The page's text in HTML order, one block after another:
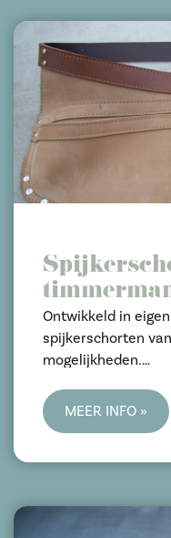
Verzenden is
afspraak kan ook.
Ontwikkeld in
spijkerschorten
mogelijkheden.
kwaliteit leer;
Garantie
MEER INFO »